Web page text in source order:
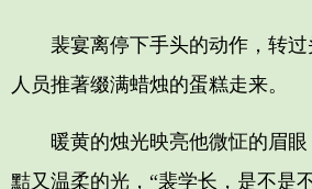
裴宴离停下手头的动作，转
人员推著缀满蜡烛的蛋糕走来。
暖黄的烛光映亮他微怔的眉
黠又温柔的光，“裴学长，是不是